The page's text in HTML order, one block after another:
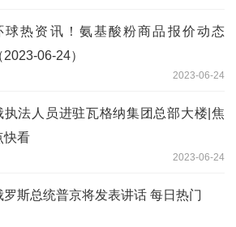
球热资讯！氨基酸粉商品报价动态
2023-06-24）
2023-06-24
执法人员进驻瓦格纳集团总部大楼|焦
快看
2023-06-24
罗斯总统普京将发表讲话 每日热门